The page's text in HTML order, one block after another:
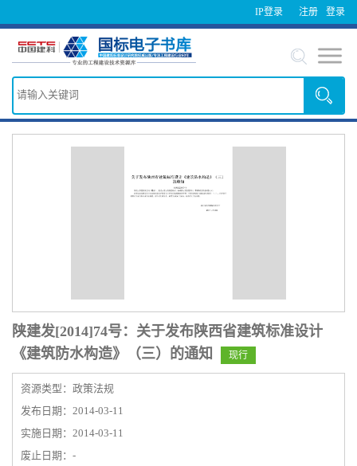
IP登录 登录
注册
陕建发[2014]74号：关于发布陕西省建筑标准设计
《建筑防水构造》（三）的通知
现行
资源类型：政策法规
发布日期：2014-03-11
实施日期：2014-03-11
废止日期：-